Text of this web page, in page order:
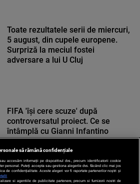
Toate rezultatele serii de miercuri,
5 august, din cupele europene.
Surpriză la meciul fostei
adversare a lui U Cluj
FIFA 'își cere scuze' după
controversatul proiect. Ce se
întâmplă cu Gianni Infantino
să rămână confidențiale
accesăm informații pe dispozitivul dvs., precum identificatorii cookie
personal. Puteți accepta sau gestiona alegerile dvs. făcând clic mai jos
de confidențialitate. Aceste alegeri vor fi raportate partenerilor noștri și
si agentiile de publicitate partenere, precum si furnizorii nostri de